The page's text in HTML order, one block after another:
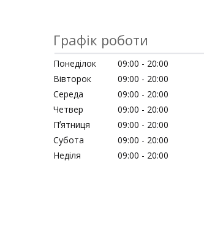
Графік роботи
Понеділок 09:00
20:00
Вівторок
09:00
20:00
Середа
09:00
20:00
Четвер
09:00
20:00
Пʼятниця
09:00
20:00
Субота
09:00
20:00
Неділя
09:00 20:00